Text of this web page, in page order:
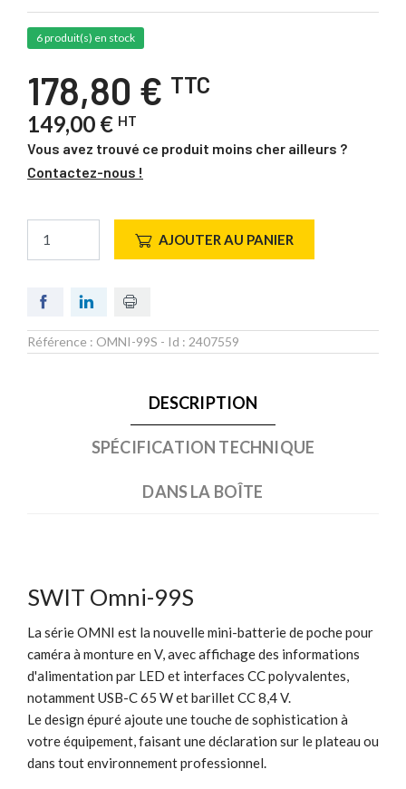
6 produit(s) en stock
178,80 € TTC
149,00 € HT
Vous avez trouvé ce produit moins cher ailleurs ?
Contactez-nous !
AJOUTER AU PANIER
Référence : OMNI-99S - Id : 2407559
DESCRIPTION
SPÉCIFICATION TECHNIQUE
DANS LA BOÎTE
SWIT Omni-99S
La série OMNI est la nouvelle mini-batterie de poche pour
caméra à monture en V, avec affichage des informations
d'alimentation par LED et interfaces CC polyvalentes,
notamment USB-C 65 W et barillet CC 8,4 V.
Le design épuré ajoute une touche de sophistication à
votre équipement, faisant une déclaration sur le plateau ou
dans tout environnement professionnel.